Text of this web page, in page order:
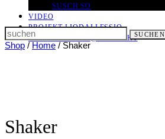
SUSCH SO
VIDEO
PROJEKT LIODALLESSIO
LET IT ALL OUT@ KONTAKT
Search
for:
SUCHEN
Shop / Home / Shaker
Shaker